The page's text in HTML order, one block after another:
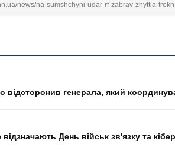
news/na-sumshchyni-udar-rf-zabrav-zhyttia-
відсторонив генерала, який
відзначають День військ зв'язку та